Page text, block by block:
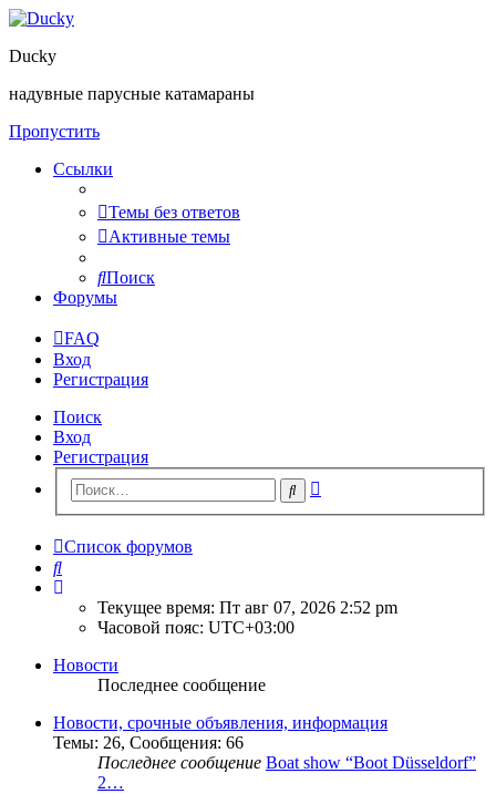
Ducky
надувные парусные катамараны
Пропустить
Ссылки
Темы без ответов
Активные темы
Поиск
Форумы
FAQ
Вход
Регистрация
Поиск
Вход
Регистрация
Поиск
Список форумов
Поиск
Текущее время: Пт авг 07, 2026 2:52 pm
Часовой пояс: UTC+03:00
Новости
Последнее сообщение
Новости, срочные объявления, информация
Темы: 26, Сообщения: 66
Последнее сообщение Boat show “Boot Düsseldorf”
2…